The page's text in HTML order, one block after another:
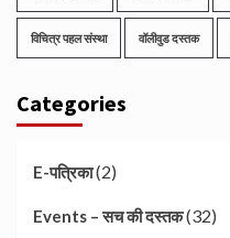
विचित्र पहल संस्था वॉलीवुड दस्तक
Categories
E-पत्रिका(2)
Events – सच की दस्तक(32)